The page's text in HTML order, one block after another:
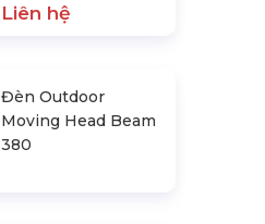
Liên hệ
Đèn Outdoor
Moving Head Beam
380